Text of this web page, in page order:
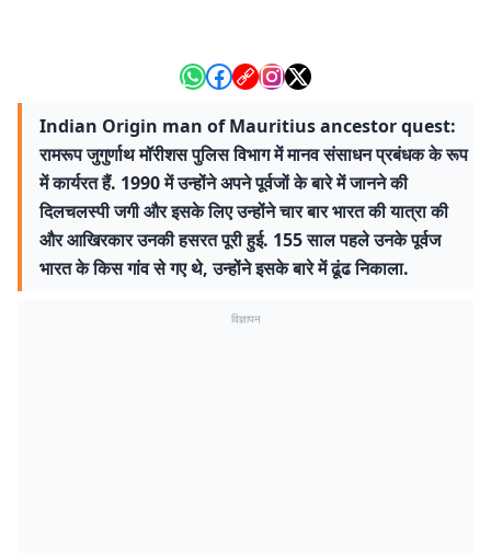
Indian Origin man of Mauritius ancestor quest:
रामरूप जुगुर्णाथ मॉरीशस पुलिस विभाग में मानव संसाधन प्रबंधक के रूप
में कार्यरत हैं. 1990 में उन्होंने अपने पूर्वजों के बारे में जानने की
दिलचलस्पी जगी और इसके लिए उन्होंने चार बार भारत की यात्रा की
और आखिरकार उनकी हसरत पूरी हुई. 155 साल पहले उनके पूर्वज
भारत के किस गांव से गए थे, उन्होंने इसके बारे में ढूंढ निकाला.
विज्ञापन